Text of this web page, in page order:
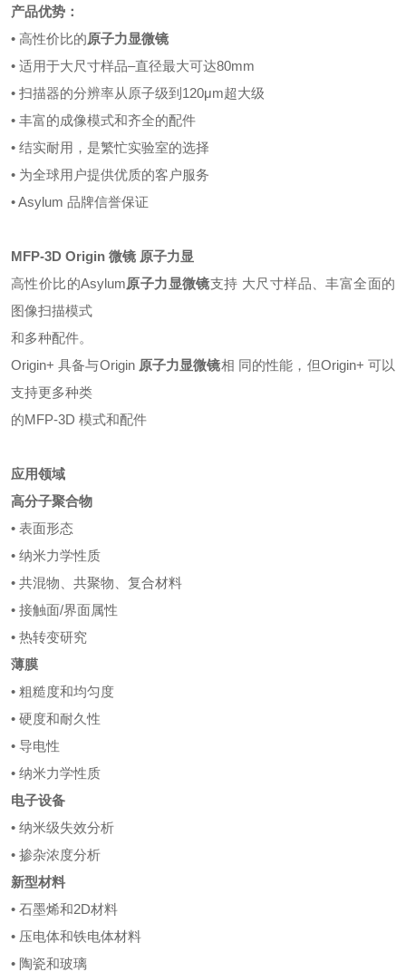
产品优势：
• 高性价比的原子力显微镜
• 适用于大尺寸样品–直径最大可达80mm
• 扫描器的分辨率从原子级到120μm超大级
• 丰富的成像模式和齐全的配件
• 结实耐用，是繁忙实验室的选择
• 为全球用户提供优质的客户服务
•Asylum 品牌信誉保证
MFP-3D Origin 微镜 原子力显
高性价比的Asylum原子力显微镜支持 大尺寸样品、丰富全面的
图像扫描模式
和多种配件。
Origin+ 具备与Origin 原子力显微镜相 同的性能，但Origin+ 可以
支持更多种类
的MFP-3D 模式和配件
应用领域
高分子聚合物
• 表面形态
• 纳米力学性质
• 共混物、共聚物、复合材料
• 接触面/界面属性
• 热转变研究
薄膜
• 粗糙度和均匀度
• 硬度和耐久性
• 导电性
• 纳米力学性质
电子设备
• 纳米级失效分析
• 掺杂浓度分析
新型材料
• 石墨烯和2D材料
• 压电体和铁电体材料
• 陶瓷和玻璃